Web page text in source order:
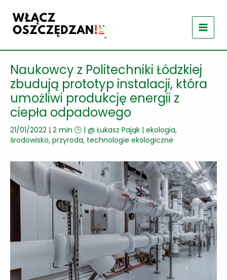
treści
Naukowcy z Politechniki Łódzkiej
zbudują prototyp instalacji, która
umożliwi produkcję energii z
ciepła odpadowego
21/01/2022 | 2 min 🕒 | @ Łukasz Pająk | ekologia,
środowisko, przyroda, technologie ekologiczne